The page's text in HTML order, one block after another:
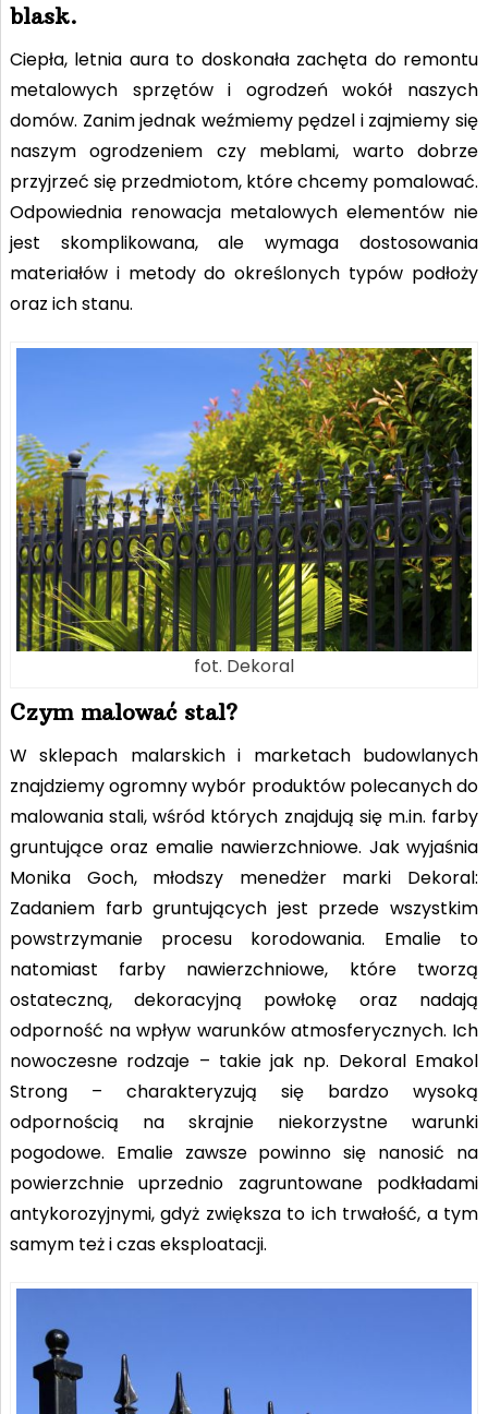
blask.
Ciepła, letnia aura to doskonała zachęta do remontu
metalowych sprzętów i ogrodzeń wokół naszych
domów. Zanim jednak weźmiemy pędzel i zajmiemy się
naszym ogrodzeniem czy meblami, warto dobrze
przyjrzeć się przedmiotom, które chcemy pomalować.
Odpowiednia renowacja metalowych elementów nie
jest skomplikowana, ale wymaga dostosowania
materiałów i metody do określonych typów podłoży
oraz ich stanu.
fot. Dekoral
Czym malować stal?
W sklepach malarskich i marketach budowlanych
znajdziemy ogromny wybór produktów polecanych do
malowania stali, wśród których znajdują się m.in. farby
gruntujące oraz emalie nawierzchniowe. Jak wyjaśnia
Monika Goch, młodszy menedżer marki Dekoral:
Zadaniem farb gruntujących jest przede wszystkim
powstrzymanie procesu korodowania. Emalie to
natomiast farby nawierzchniowe, które tworzą
ostateczną, dekoracyjną powłokę oraz nadają
odporność na wpływ warunków atmosferycznych. Ich
nowoczesne rodzaje – takie jak np. Dekoral Emakol
Strong – charakteryzują się bardzo wysoką
odpornością na skrajnie niekorzystne warunki
pogodowe. Emalie zawsze powinno się nanosić na
powierzchnie uprzednio zagruntowane podkładami
antykorozyjnymi, gdyż zwiększa to ich trwałość, a tym
samym też i czas eksploatacji.